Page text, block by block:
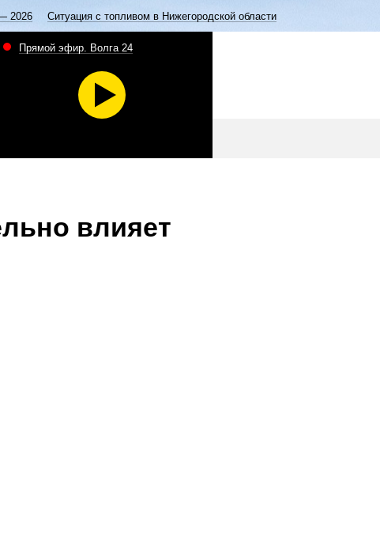
2026 Ситуация с топливом в Нижегородской области
Прямой эфир. Волга 24
влияет